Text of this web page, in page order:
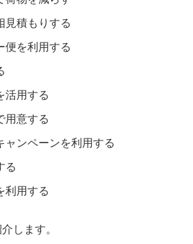
見積もりする
便を利用する
活用する
用意する
ャンペーンを利用する
る
利用する
します。